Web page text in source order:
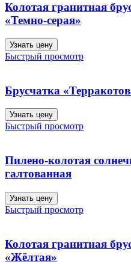
Колотая гранитная
«Темно-серая»
Узнать цену
Быстрый просмотр
Брусчатка
Узнать цену
Быстрый просмотр
Пилено-колотая
галтованная
Узнать цену
Быстрый просмотр
Колотая гранитная
«Жёлтая»